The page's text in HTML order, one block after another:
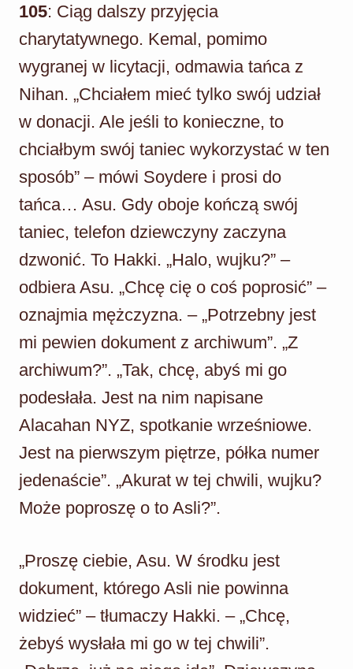
105: Ciąg dalszy przyjęcia
charytatywnego. Kemal, pomimo
wygranej w licytacji, odmawia tańca z
Nihan. „Chciałem mieć tylko swój udział
w donacji. Ale jeśli to konieczne, to
chciałbym swój taniec wykorzystać w ten
sposób” – mówi Soydere i prosi do
tańca… Asu. Gdy oboje kończą swój
taniec, telefon dziewczyny zaczyna
dzwonić. To Hakki. „Halo, wujku?” –
odbiera Asu. „Chcę cię o coś poprosić” –
oznajmia mężczyzna. – „Potrzebny jest
mi pewien dokument z archiwum”. „Z
archiwum?”. „Tak, chcę, abyś mi go
podesłała. Jest na nim napisane
Alacahan NYZ, spotkanie wrześniowe.
Jest na pierwszym piętrze, półka numer
jedenaście”. „Akurat w tej chwili, wujku?
Może poproszę o to Asli?”.
„Proszę ciebie, Asu. W środku jest
dokument, którego Asli nie powinna
widzieć” – tłumaczy Hakki. – „Chcę,
żebyś wysłała mi go w tej chwili”.